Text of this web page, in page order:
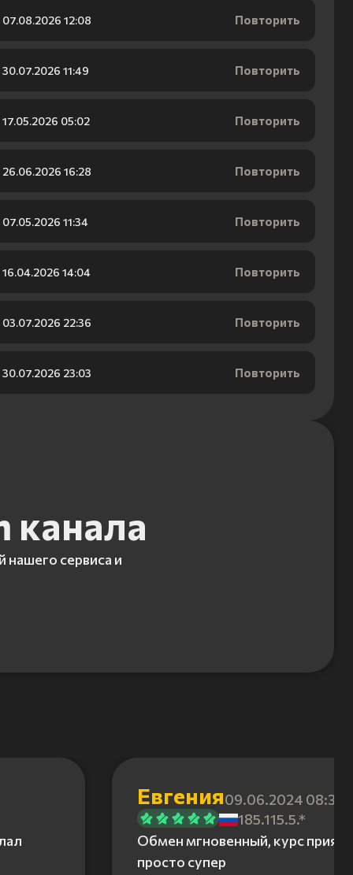
07.08.2026 12:08 Повторить
30.07.2026 11:49 Повторить
17.05.2026 05:02 Повторить
26.06.2026 16:28 Повторить
07.05.2026 11:34 Повторить
16.04.2026 14:04 Повторить
03.07.2026 22:36 Повторить
30.07.2026 23:03 Повторить
канала
сервиса и
Евгения09.06.2024 08:31
185.115.5.*
Обмен мгновенный, курс
просто супер